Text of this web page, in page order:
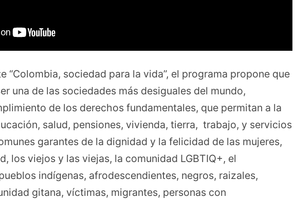
“Colombia, sociedad para la vida”, el programa propone que
una de las sociedades más desiguales del mundo,
de los derechos fundamentales, que permitan a la
salud, pensiones, vivienda, tierra, trabajo, y servicios
garantes de la dignidad y la felicidad de las mujeres,
los viejos y las viejas, la comunidad LGBTIQ+, el
indígenas, afrodescendientes, negros, raizales,
gitana, víctimas, migrantes, personas con